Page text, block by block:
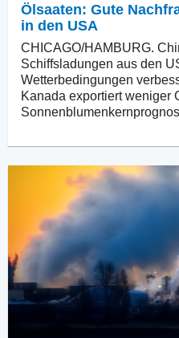
Ölsaaten: Gute
in den USA
CHICAGO/HAMBURG.
Schiffsladungen aus den
Wetterbedingungen
Kanada exportiert weniger